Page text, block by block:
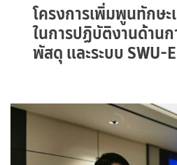
โครงการเพิ่มพูนทักษ
ในการปฏิบัติงานด้าน
พัสดุ และระบบ SWU-